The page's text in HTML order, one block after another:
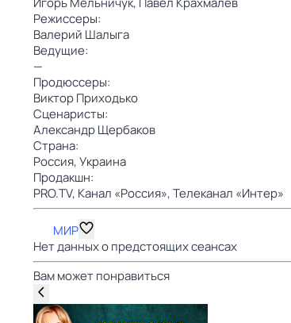
Режиссеры:
Валерий Шалыга
Ведущие:
—
Продюссеры:
Виктор Приходько
Сценаристы:
Александр Щербаков
Страна:
Россия,Украина
Продакшн:
PRO.TV, Канал «Россия»,Телеканал «Интер»
МИР
Нет данных о предстоящих сеансах
Вам может понравиться